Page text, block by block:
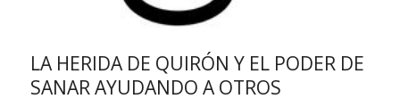
LA HERIDA DE QUIRÓN Y EL PODER DE
SANAR AYUDANDO A OTROS